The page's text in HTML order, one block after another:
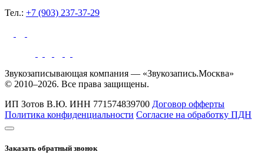
Тел.: +7 (903) 237-37-29
Звукозаписывающая компания — «Звукозапись.Москва»
© 2010–2026. Все права защищены.
ИП Зотов В.Ю. ИНН 771574839700 Договор офферты
Политика конфиденциальности Согласие на обработку ПДН
Заказать обратный звонок